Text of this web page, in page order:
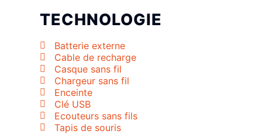
TECHNOLOGIE
Batterie externe
Cable de recharge
Casque sans fil
Chargeur sans fil
Enceinte
Clé USB
Ecouteurs sans fils
Tapis de souris